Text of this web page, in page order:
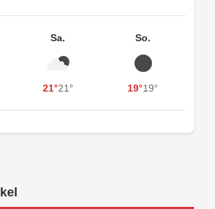
Sa.
21°21°
So.
19°19°